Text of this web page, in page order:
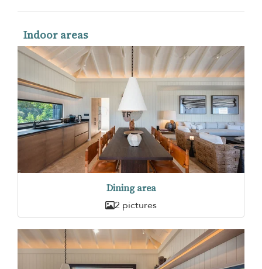
Indoor areas
Dining area
2 pictures